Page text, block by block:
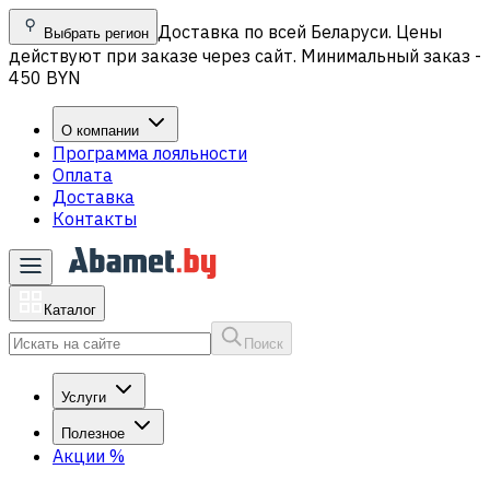
Выбрать регион Доставка по всей Беларуси. Цены
действуют при заказе через сайт. Минимальный заказ -
450 BYN
О компании
Программа лояльности
Оплата
Доставка
Контакты
Каталог
Поиск
Услуги
Полезное
Акции %